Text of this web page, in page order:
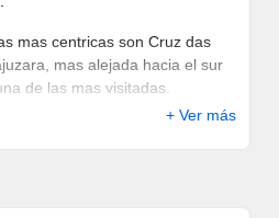
mas centricas son Cruz das
mas alejada hacia el sur
de las mas visitadas.
+ Ver más